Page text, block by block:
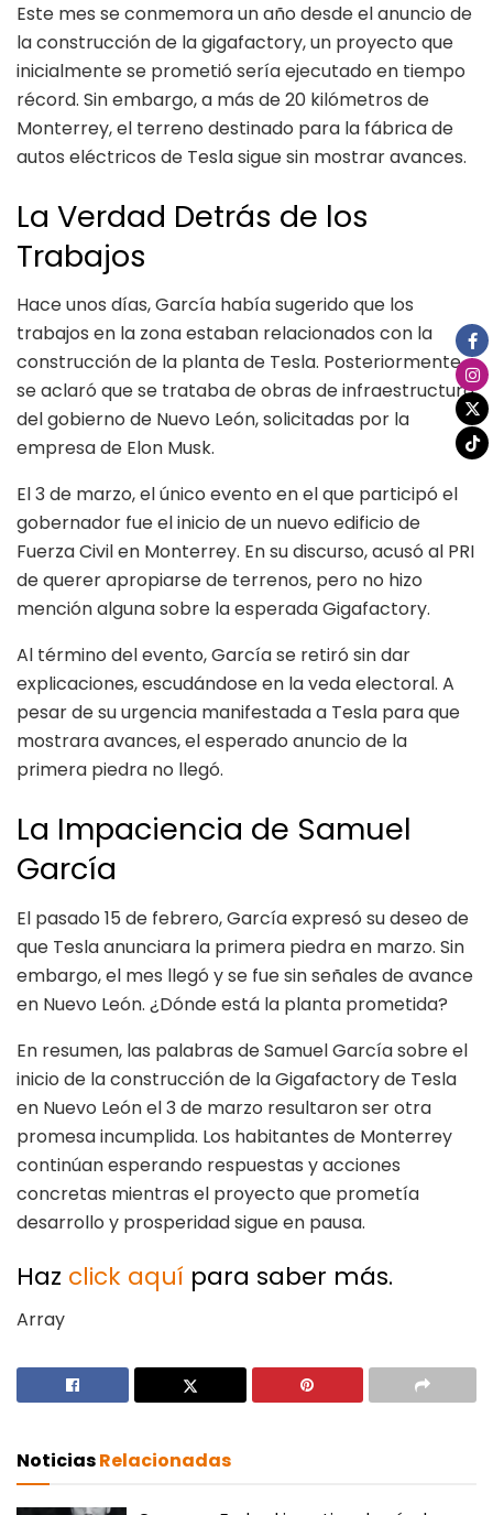
Este mes se conmemora un año desde el anuncio de
la construcción de la gigafactory, un proyecto que
inicialmente se prometió sería ejecutado en tiempo
récord. Sin embargo, a más de 20 kilómetros de
Monterrey, el terreno destinado para la fábrica de
autos eléctricos de Tesla sigue sin mostrar avances.
La Verdad Detrás de los
Trabajos
Hace unos días, García había sugerido que los
trabajos en la zona estaban relacionados con la
construcción de la planta de Tesla. Posteriormente
se aclaró que se trataba de obras de infraestructura
del gobierno de Nuevo León, solicitadas por la
empresa de Elon Musk.
El 3 de marzo, el único evento en el que participó el
gobernador fue el inicio de un nuevo edificio de
Fuerza Civil en Monterrey. En su discurso, acusó al PRI
de querer apropiarse de terrenos, pero no hizo
mención alguna sobre la esperada Gigafactory.
Al término del evento, García se retiró sin dar
explicaciones, escudándose en la veda electoral. A
pesar de su urgencia manifestada a Tesla para que
mostrara avances, el esperado anuncio de la
primera piedra no llegó.
La Impaciencia de Samuel
García
El pasado 15 de febrero, García expresó su deseo de
que Tesla anunciara la primera piedra en marzo. Sin
embargo, el mes llegó y se fue sin señales de avance
en Nuevo León. ¿Dónde está la planta prometida?
En resumen, las palabras de Samuel García sobre el
inicio de la construcción de la Gigafactory de Tesla
en Nuevo León el 3 de marzo resultaron ser otra
promesa incumplida. Los habitantes de Monterrey
continúan esperando respuestas y acciones
concretas mientras el proyecto que prometía
desarrollo y prosperidad sigue en pausa.
Haz click aquí para saber más.
Array
NoticiasRelacionadas